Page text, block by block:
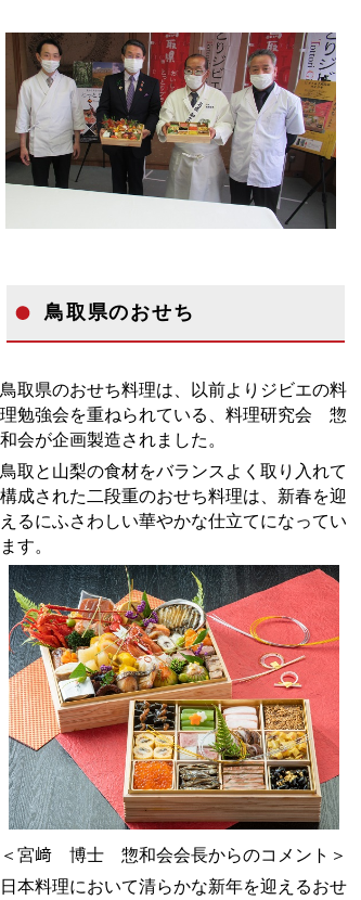
鳥取県のおせち
鳥取県のおせち料理は、以前よりジビエの料
理勉強会を重ねられている、料理研究会 惣
和会が企画製造されました。
鳥取と山梨の食材をバランスよく取り入れて
構成された二段重のおせち料理は、新春を迎
えるにふさわしい華やかな仕立てになってい
ます。
＜宮﨑 博士 惣和会会長からのコメント＞
日本料理において清らかな新年を迎えるおせ